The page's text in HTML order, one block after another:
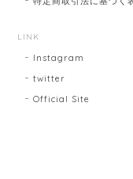
LINK
Instagram
twitter
Official Site